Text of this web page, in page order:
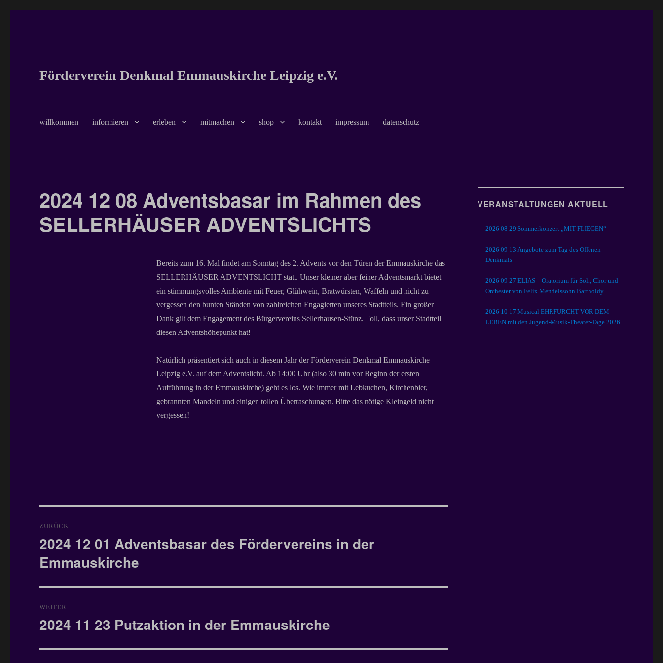
Förderverein Denkmal Emmauskirche Leipzig e.V.
willkommen informieren erleben mitmachen shop kontakt impressum datenschutz
2024 12 08 Adventsbasar im Rahmen des
SELLERHÄUSER ADVENTSLICHTS
Bereits zum 16. Mal findet am Sonntag des 2. Advents vor den Türen der Emmauskirche das
SELLERHÄUSER ADVENTSLICHT statt. Unser kleiner aber feiner Adventsmarkt bietet
ein stimmungsvolles Ambiente mit Feuer, Glühwein, Bratwürsten, Waffeln und nicht zu
vergessen den bunten Ständen von zahlreichen Engagierten unseres Stadtteils. Ein großer
Dank gilt dem Engagement des Bürgervereins Sellerhausen-Stünz. Toll, dass unser Stadtteil
diesen Adventshöhepunkt hat!
Natürlich präsentiert sich auch in diesem Jahr der Förderverein Denkmal Emmauskirche
Leipzig e.V. auf dem Adventslicht. Ab 14:00 Uhr (also 30 min vor Beginn der ersten
Aufführung in der Emmauskirche) geht es los. Wie immer mit Lebkuchen, Kirchenbier,
gebrannten Mandeln und einigen tollen Überraschungen. Bitte das nötige Kleingeld nicht
vergessen!
ZURÜCK
Vorheriger
2024 12 01 Adventsbasar des Fördervereins in der
Emmauskirche
WEITER
Nächster
2024 11 23 Putzaktion in der Emmauskirche
VERANSTALTUNGEN AKTUELL
2026 08 29 Sommerkonzert „MIT FLIEGEN“
2026 09 13 Angebote zum Tag des Offenen
Denkmals
2026 09 27 ELIAS – Oratorium für Soli, Chor und
Orchester von Felix Mendelssohn Bartholdy
2026 10 17 Musical EHRFURCHT VOR DEM
LEBEN mit den Jugend-Musik-Theater-Tage 2026